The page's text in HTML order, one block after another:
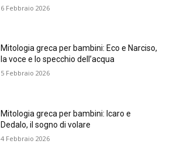
6 Febbraio 2026
Mitologia greca per bambini: Eco e Narciso,
la voce e lo specchio dell’acqua
5 Febbraio 2026
Mitologia greca per bambini: Icaro e
Dedalo, il sogno di volare
4 Febbraio 2026